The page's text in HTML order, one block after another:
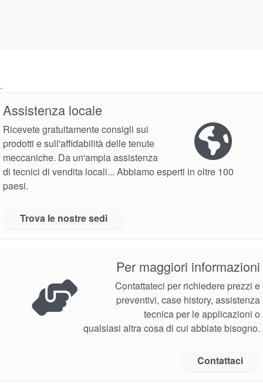
.
Assistenza locale
Ricevete gratuitamente consigli sui
prodotti e sull'affidabilità delle tenute
meccaniche. Da un'ampia assistenza
di tecnici di vendita locali... Abbiamo esperti in oltre 100
paesi.
Trova le nostre sedi
Per maggiori informazioni
Contattateci per richiedere prezzi e
preventivi, case history, assistenza
tecnica per le applicazioni o
qualsiasi altra cosa di cui abbiate bisogno.
Contattaci